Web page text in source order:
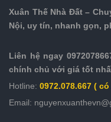
Xuân Thế Nhà Đất –
Nội, uy tín, nhanh gọn,
Liên hệ ngay
chính chủ với giá tốt
Hotline: 0972.078.667 (
Email: